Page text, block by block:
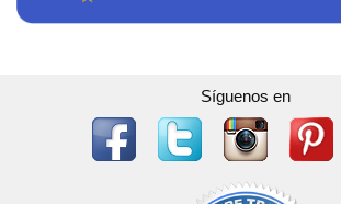
Síguenos en